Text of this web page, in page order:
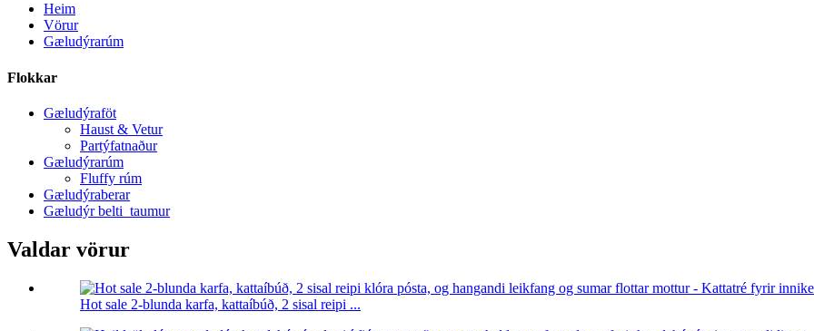
Heim
Vörur
Gæludýrarúm
Flokkar
Gæludýraföt
Haust & Vetur
Partýfatnaður
Gæludýrarúm
Fluffy rúm
Gæludýraberar
Gæludýr belti_taumur
Valdar vörur
Hot sale 2-blunda karfa, kattaíbúð, 2 sisal reipi ...